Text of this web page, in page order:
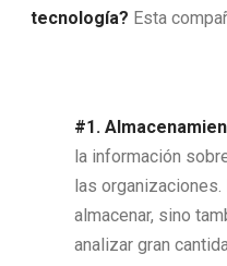
tecnología? Esta
#1.
la información
las
almacenar, sino
analizar gran